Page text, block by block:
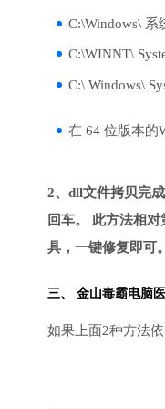
C:\Windows\ 系
C:\WINNT\
C:\ Windows\
在 64 位版本的
2、dll文件拷贝完
回车。 此方法相
具，一键修复即可。
三、 金山毒霸电脑
如果上面2种方法